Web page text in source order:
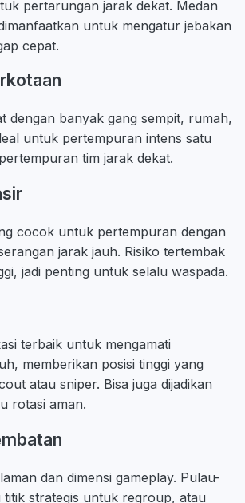
pertarungan jarak dekat. Medan
untuk mengatur jebakan
cepat.
dengan banyak gang sempit, rumah,
untuk pertempuran intens satu
tim jarak dekat.
cocok untuk pertempuran dengan
jarak jauh. Risiko tertembak
jadi penting untuk selalu waspada.
terbaik untuk mengamati
memberikan posisi tinggi yang
atau sniper. Bisa juga dijadikan
rotasi aman.
dan dimensi gameplay. Pulau-
titik strategis untuk regroup, atau